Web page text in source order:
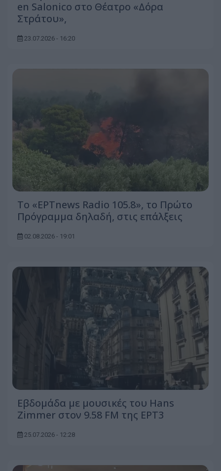
en Salonico στο Θέατρο «Δόρα
Στράτου»,
23.07.2026 - 16:20
Το «ΕΡΤnews Radio 105.8», το Πρώτο
Πρόγραμμα δηλαδή, στις επάλξεις
02.08.2026 - 19:01
Εβδομάδα με μουσικές του Hans
Zimmer στον 9.58 FM της ΕΡΤ3
25.07.2026 - 12:28